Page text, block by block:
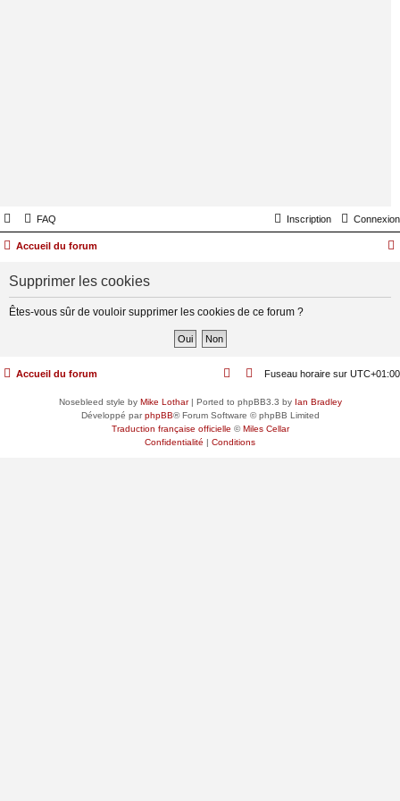
FAQ Connexion
Inscription
Accueil du forum
Supprimer les cookies
Êtes-vous sûr de vouloir supprimer les cookies de ce forum ?
Accueil du forum Fuseau horaire sur UTC+01:00
Nosebleed style by Mike Lothar| Ported to phpBB3.3 by Ian Bradley
Développé parphpBB® Forum Software © phpBB Limited
Traduction française officielle ©Miles Cellar
Confidentialité | Conditions